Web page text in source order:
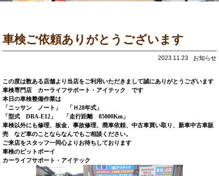
車検ご依頼ありがとうございます
2023.11.23 お知らせ
この度は数ある店舗より当店をご利用いただきまして誠にありがとうございます
車検専門店 カーライフサポート・アイテック です
本日の車検整備作業は
「ニッサン ノート 」 「Ｈ28年式」
「型式 DBA-E12 」 「走行距離 85000Km 」
車検以外にも修理、板金、事故修理、廃車依頼、中古車買い取り、新車中古車販
売 など車のことならなんでもご相談ください。
ご来店をスタッフ一同心よりお待ちしております
車検のピットボーイ
カーライフサポート・アイテック